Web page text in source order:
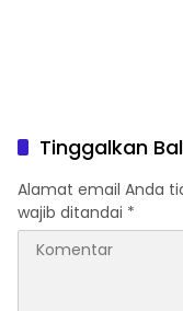
Tinggalkan
Alamat email Anda
wajib ditandai *